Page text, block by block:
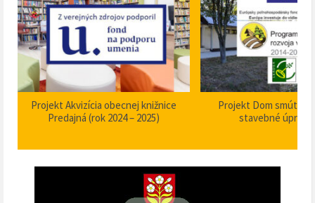
Projekt Akvizícia obecnej knižnice
Predajná (rok 2024 – 2025)
Projekt Dom smútku
stavebné úpravy